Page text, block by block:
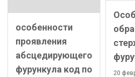
особенности
проявления
абсцедирующего
фурункула код по
20